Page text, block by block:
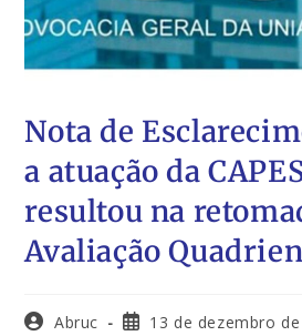
Nota de
a atuação da
resultou na
Avaliação
Abruc
13 de dezembro de